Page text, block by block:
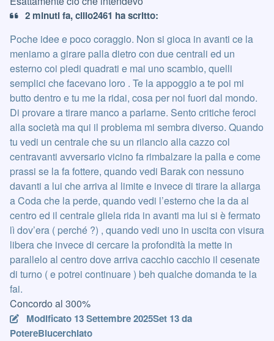
2 minuti fa, cillo2461 ha scritto:
Poche idee e poco coraggio. Non si gioca in avanti ce la
meniamo a girare palla dietro con due centrali ed un
esterno coi piedi quadrati e mai uno scambio, quelli
semplici che facevano loro . Te la appoggio a te poi mi
butto dentro e tu me la ridai, cosa per noi fuori dal mondo.
Di provare a tirare manco a parlarne. Sento critiche feroci
alla società ma qui il problema mi sembra diverso. Quando
tu vedi un centrale che su un rilancio alla cazzo col
centravanti avversario vicino fa rimbalzare la palla e come
prassi se la fa fottere, quando vedi Barak con nessuno
davanti a lui che arriva al limite e invece di tirare la allarga
a Coda che la perde, quando vedi l’esterno che la da al
centro ed il centrale gliela rida in avanti ma lui si è fermato
lì dov’era ( perché ?) , quando vedi uno in uscita con visura
libera che invece di cercare la profondità la mette in
parallelo al centro dove arriva cacchio cacchio il cesenate
di turno ( e potrei continuare ) beh qualche domanda te la
fai.
Concordo al 300%
Modificato 13 Settembre 2025Set 13da
PotereBlucerchiato